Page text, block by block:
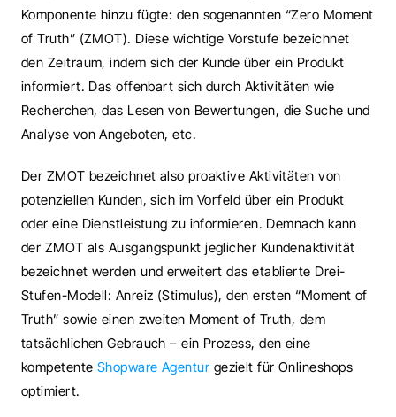
Komponente hinzu fügte: den sogenannten “Zero Moment
of Truth” (ZMOT). Diese wichtige Vorstufe bezeichnet
den Zeitraum, indem sich der Kunde über ein Produkt
informiert. Das offenbart sich durch Aktivitäten wie
Recherchen, das Lesen von Bewertungen, die Suche und
Analyse von Angeboten, etc.
Der ZMOT bezeichnet also proaktive Aktivitäten von
potenziellen Kunden, sich im Vorfeld über ein Produkt
oder eine Dienstleistung zu informieren. Demnach kann
der ZMOT als Ausgangspunkt jeglicher Kundenaktivität
bezeichnet werden und erweitert das etablierte Drei-
Stufen-Modell: Anreiz (Stimulus), den ersten “Moment of
Truth” sowie einen zweiten Moment of Truth, dem
tatsächlichen Gebrauch – ein Prozess, den eine
kompetente Shopware Agentur gezielt für Onlineshops
optimiert.